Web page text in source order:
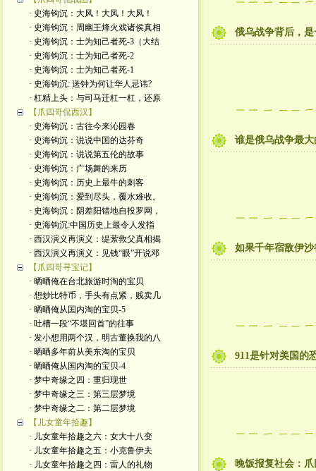
· 史海钩沉：大风！大风！大风！
· 史海钩沉：周幽王烽火戏诸侯真相
· 史海钩沉：士为知己者死-3（大结
· 史海钩沉：士为知己者死-2
· 史海钩沉：士为知己者死-1
· 史海钩沉: 送钟为何让华人忌讳?
· 杠精上头：与司马迁杠一杠，还原
【爪四哥侃西汉】
· 史海钩沉：古往今来沁园春
· 史海钩沉：说说中国的达芬奇
· 史海钩沉：说说第五伦的故事
· 史海钩沉：广场舞的来历
· 史海钩沉：历史上最牛的刺客
· 史海钩沉：爱到尽头，覆水难收。
· 史海钩沉：阴差阳错地自投罗网，
· 史海钩沉:中国历史上最令人发指
· 西汉演义再演义：缇萦救父真相揭
· 西汉演义再演义：见钱“眼”开说邓
【爪四哥寻宝记】
· 晒晒俺在台北旅游时淘的宝贝
· 想炒比特币，手头有点紧，贱卖几
· 晒晒俺从国内淘的宝贝-5
· 吐槽一段“不堪回首”的往事
· 发小想用两个汉，明古董换我的八
· 晒晒多年前从美东淘的宝贝
· 晒晒俺从国内淘的宝贝-4
· 梦中奇缘之四：重归现世
· 梦中奇缘之三：第三层梦境
· 梦中奇缘之二：第二层梦境
【儿女童年拾趣】
· 儿女童年拾趣之六：女大十八变
· 儿女童年拾趣之五：小克鲁伊夫
· 儿女童年拾趣之四：雷人的礼物
俄乌战争背后，
谁是俄乌战争最
如果千年宿敌伊
911是针对美国的
晚饭报复社会：